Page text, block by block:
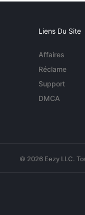
Liens Du Site
Affaires
Réclame
Support
DMCA
© 2026 Eezy LLC.